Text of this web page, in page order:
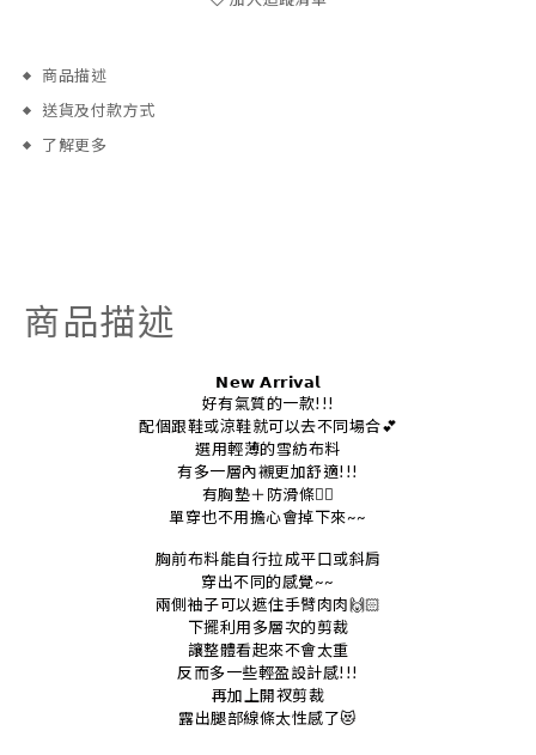
商品描述
送貨及付款方式
了解更多
商品描述
𝗡𝗲𝘄 𝗔𝗿𝗿𝗶𝘃𝗮𝗹
好有氣質的一款!!!
配個跟鞋或涼鞋就可以去不同場合💕
選用輕薄的雪紡布料
有多一層內襯更加舒適!!!
有胸墊＋防滑條👌🏻
單穿也不用擔心會掉下來~~
胸前布料能自行拉成平口或斜肩
穿出不同的感覺~~
兩側袖子可以遮住手臂肉肉🙌🏻
下擺利用多層次的剪裁
讓整體看起來不會太重
反而多一些輕盈設計感!!!
再加上開衩剪裁
露出腿部線條太性感了😻